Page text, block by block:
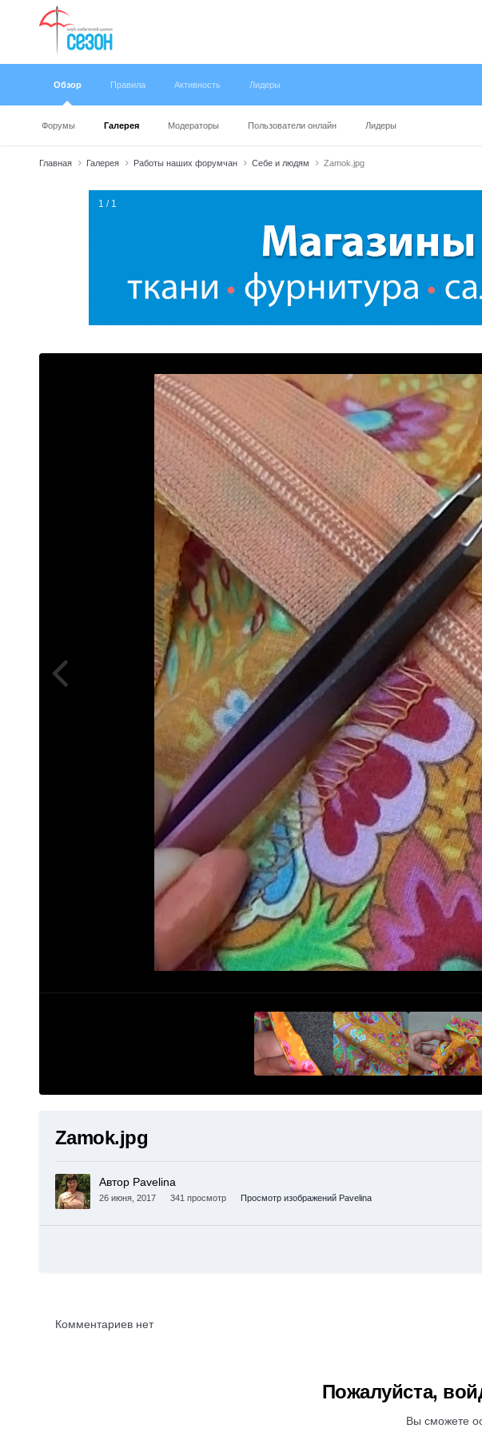
Обзор
Форумы Галерея Модераторы Пользователи онлайн Лидеры
Правила Активность Лидеры
Главная Галерея Работы наших форумчан Себе и людям Zamok.jpg
1 / 1
Zamok.jpg
Автор Pavelina
26 июня, 2017 341 просмотр Просмотр изображений Pavelina
Комментариев нет
Пожалуйста,
Вы сможете